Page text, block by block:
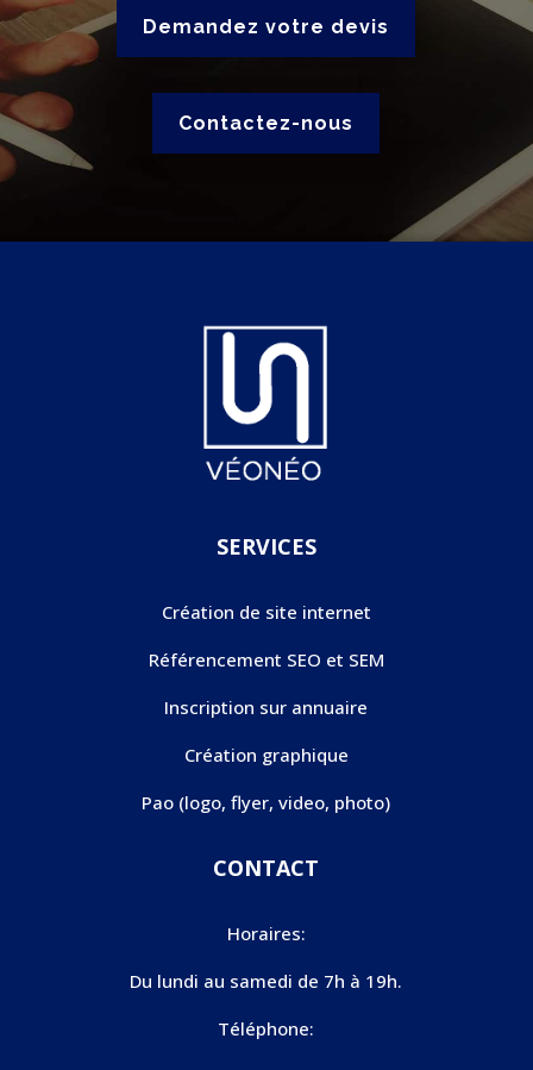
Demandez votre devis
Contactez-nous
SERVICES
Création de site internet
Référencement SEO et SEM
Inscription sur annuaire
Création graphique
Pao (logo, flyer, video, photo)
CONTACT
Horaires:
Du lundi au samedi de 7h à 19h.
Téléphone: